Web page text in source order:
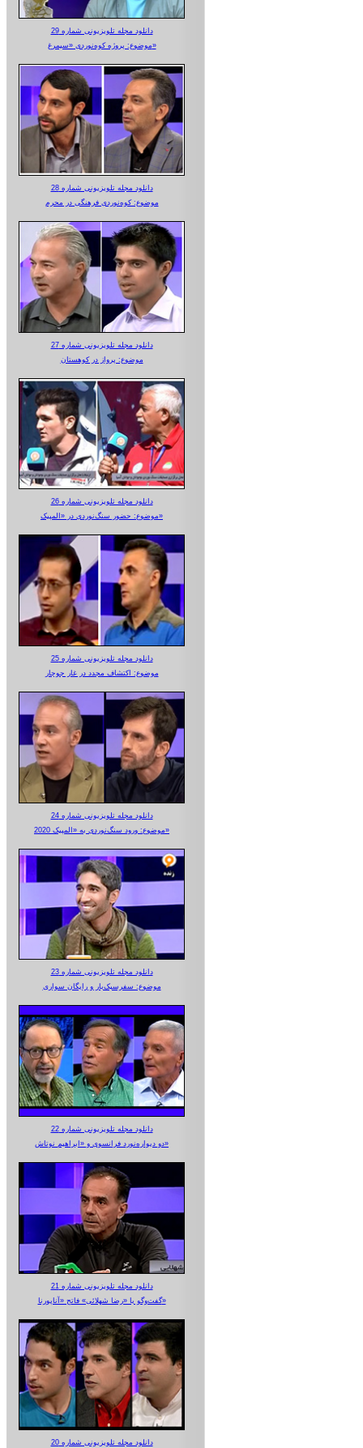
دانلود مجله تلویزیونی شماره 29
موضوع: پروژه کوه‌نوردی «سیمرغ»
دانلود مجله تلویزیونی شماره 28
موضوع: کوه‌نوردی فرهنگی در محرم
دانلود مجله تلویزیونی شماره 27
موضوع: پرواز در کوهستان
دانلود مجله تلویزیونی شماره 26
موضوع: حضور سنگ‌نوردی در «المپیک»
دانلود مجله تلویزیونی شماره 25
موضوع: اکتشاف مجدد در غار جوجار
دانلود مجله تلویزیونی شماره 24
موضوع: ورود سنگ‌نوردی به «المپیک 2020»
دانلود مجله تلویزیونی شماره 23
موضوع: سفرسبک‌بار و رایگان سواری
دانلود مجله تلویزیونی شماره 22
دو دیواره‌نورد فرانسوی و «ابراهیم نوتاش»
دانلود مجله تلویزیونی شماره 21
گفت‌وگو با «رضا شهلائی» فاتح «آناپورنا»
دانلود مجله تلویزیونی شماره 20